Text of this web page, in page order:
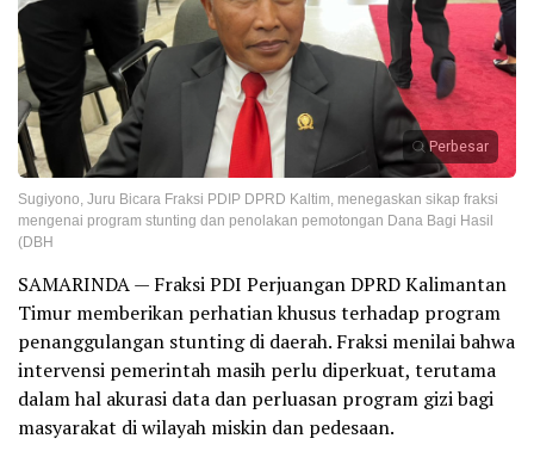
Perbesar
Sugiyono, Juru Bicara Fraksi PDIP DPRD Kaltim, menegaskan sikap fraksi
mengenai program stunting dan penolakan pemotongan Dana Bagi Hasil
(DBH
SAMARINDA — Fraksi PDI Perjuangan DPRD Kalimantan
Timur memberikan perhatian khusus terhadap program
penanggulangan stunting di daerah. Fraksi menilai bahwa
intervensi pemerintah masih perlu diperkuat, terutama
dalam hal akurasi data dan perluasan program gizi bagi
masyarakat di wilayah miskin dan pedesaan.